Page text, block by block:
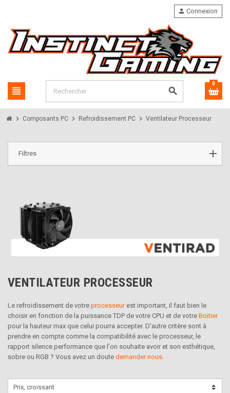
view_headline search
person Connexion
0
chevron_right Composants PC chevron_right Refroidissement PC chevron_right Ventilateur Processeur
Filtres
VENTILATEUR PROCESSEUR
Le refroidissement de votre processeurest important, il faut bien le
choisir en fonction de la puissance TDP de votre CPU et de votre Boitier
pour la hauteur max que celui pourra accepter. D'autre critère sont à
prendre en compte comme la compatibilité avec le processeur, le
rapport silence performance que l'on souhaite avoir et son esthétique,
sobre ou RGB ? Vous avez un doute demander nous.
Prix, croissant